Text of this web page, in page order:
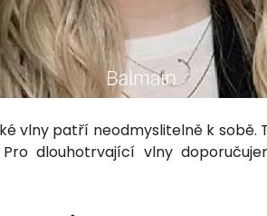
vlny patří neodmyslitelně k
dlouhotrvající vlny